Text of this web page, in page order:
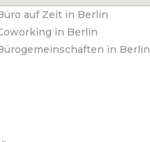
auf Zeit in Berlin
in Berlin
in Berlin